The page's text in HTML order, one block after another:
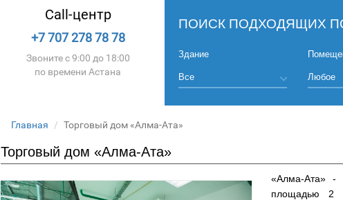
Call-центр
+7 707 278 78 78
Звоните с 9:00 до 18:00
по времени Астана
ПОИСК ПОДХОДЯЩИХ
Здание
Главная Торговый дом «Алма-Ата»
Торговый дом «Алма-Ата»
«Алма-Ата» -
площадью 2